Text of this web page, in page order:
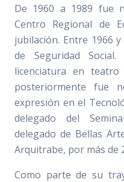
De 1960 a 1989 fue
Centro Regional de
jubilación. Entre 1966
de Seguridad
licenciatura en
posteriormente fue
expresión en el
delegado del
delegado de Bellas
Arquitrabe, por más de
Como parte de su